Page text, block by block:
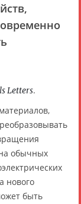
Letters.
обычных
нового
быть